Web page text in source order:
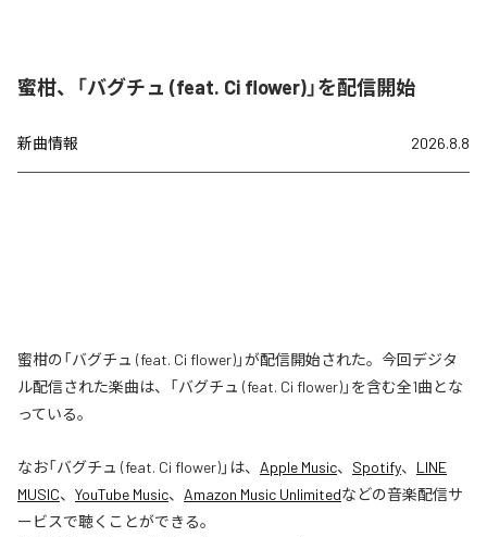
蜜柑、「バグチュ (feat. Ci flower)」を配信開始
新曲情報 2026.8.8
蜜柑の「バグチュ (feat. Ci flower)」が配信開始された。今回デジタ
ル配信された楽曲は、「バグチュ (feat. Ci flower)」を含む全1曲とな
っている。
なお「バグチュ (feat. Ci flower)」は、 Apple Music、 Spotify、 LINE
MUSIC、 YouTube Music、 Amazon Music Unlimitedなどの音楽配信サ
ービスで聴くことができる。